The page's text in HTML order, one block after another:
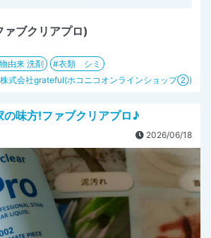
ブクリアプロ)
由来 洗剤
衣類 シミ
株式会社grateful(ホコニコオンラインショップ②)
の味方!ファブクリアプロ♪
2026/06/18